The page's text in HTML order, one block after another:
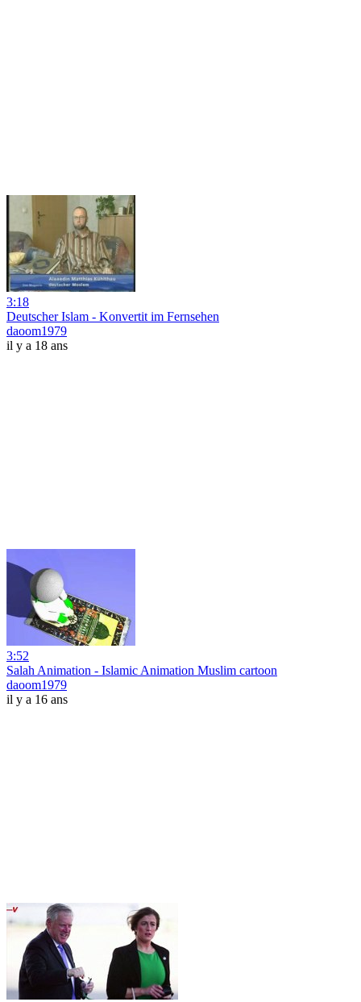
3:18
Deutscher Islam - Konvertit im Fernsehen
daoom1979
il y a 18 ans
3:52
Salah Animation - Islamic Animation Muslim cartoon
daoom1979
il y a 16 ans